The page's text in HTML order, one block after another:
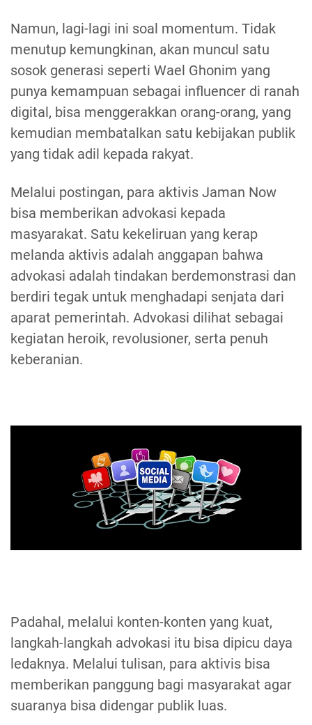
Namun, lagi-lagi ini soal momentum. Tidak
menutup kemungkinan, akan muncul satu
sosok generasi seperti Wael Ghonim yang
punya kemampuan sebagai influencer di ranah
digital, bisa menggerakkan orang-orang, yang
kemudian membatalkan satu kebijakan publik
yang tidak adil kepada rakyat.
Melalui postingan, para aktivis Jaman Now
bisa memberikan advokasi kepada
masyarakat. Satu kekeliruan yang kerap
melanda aktivis adalah anggapan bahwa
advokasi adalah tindakan berdemonstrasi dan
berdiri tegak untuk menghadapi senjata dari
aparat pemerintah. Advokasi dilihat sebagai
kegiatan heroik, revolusioner, serta penuh
keberanian.
Padahal, melalui konten-konten yang kuat,
langkah-langkah advokasi itu bisa dipicu daya
ledaknya. Melalui tulisan, para aktivis bisa
memberikan panggung bagi masyarakat agar
suaranya bisa didengar publik luas.